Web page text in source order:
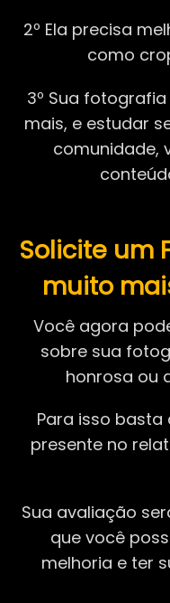
2º Ela precisa
como
3º Sua
mais, e estudar
comunidade,
Solicite um
muito
Você agora pode
sobre sua
honrosa ou
Para isso basta
presente no
Sua avaliação será
que você
melhoria e ter